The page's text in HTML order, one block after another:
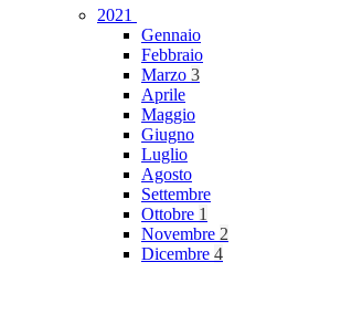
2021
Gennaio
Febbraio
Marzo 3
Aprile
Maggio
Giugno
Luglio
Agosto
Settembre
Ottobre 1
Novembre 2
Dicembre 4